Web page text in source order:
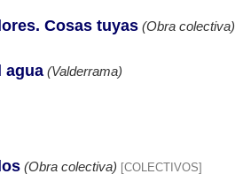
Cosas tuyas (Obra colectiva)
agua (Valderrama)
(Obra colectiva) [COLECTIVOS]